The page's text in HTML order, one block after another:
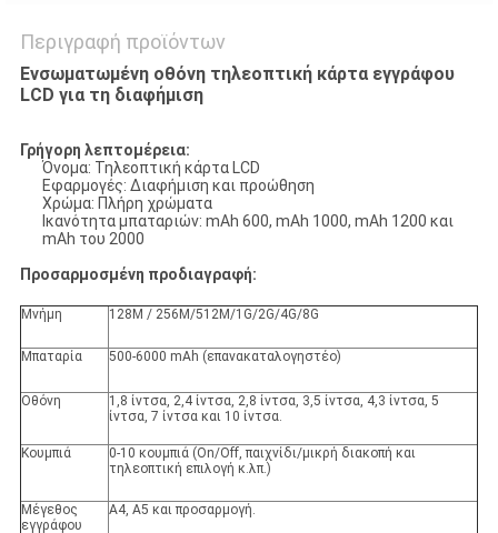
Περιγραφή προϊόντων
Ενσωματωμένη οθόνη τηλεοπτική κάρτα εγγράφου
LCD για τη διαφήμιση
Γρήγορη λεπτομέρεια:
Όνομα: Τηλεοπτική κάρτα LCD
Εφαρμογές: Διαφήμιση και προώθηση
Χρώμα: Πλήρη χρώματα
Ικανότητα μπαταριών: mAh 600, mAh 1000, mAh 1200 και
mAh του 2000
Προσαρμοσμένη προδιαγραφή:
Μνήμη 128M / 256M/512M/1G/2G/4G/8G
Μπαταρία 500-6000 mAh (επανακαταλογηστέο)
Οθόνη
1,8 ίντσα, 2,4 ίντσα, 2,8 ίντσα, 3,5 ίντσα, 4,3 ίντσα, 5
ίντσα, 7 ίντσα και 10 ίντσα.
Κουμπιά
0-10 κουμπιά (On/Off, παιχνίδι/μικρή διακοπή και
τηλεοπτική επιλογή κ.λπ.)
Μέγεθος
εγγράφου
A4, A5 και προσαρμογή.